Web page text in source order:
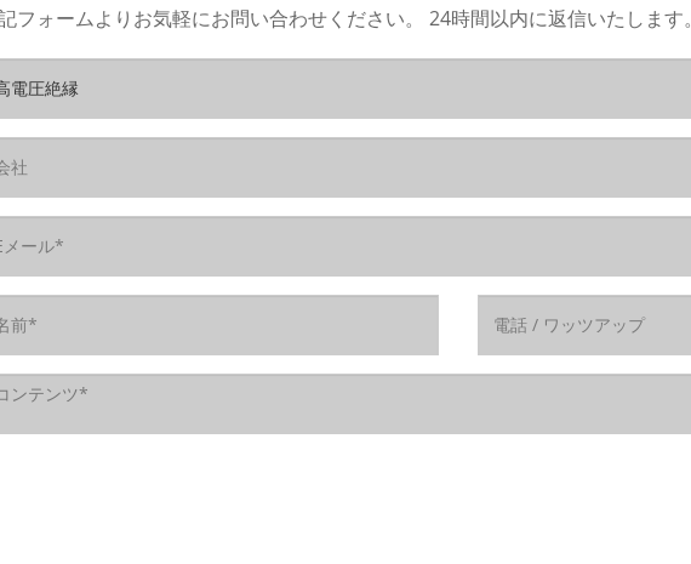
フォームよりお気軽にお問い合わせください。 24時間以内に返信いたします。